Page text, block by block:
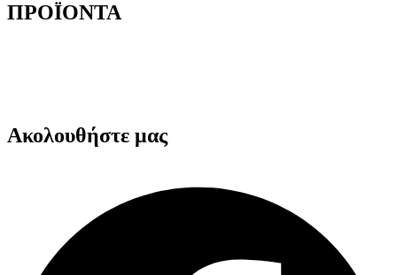
ΠΡΟΪΟΝΤΑ
Ακολουθήστε μας